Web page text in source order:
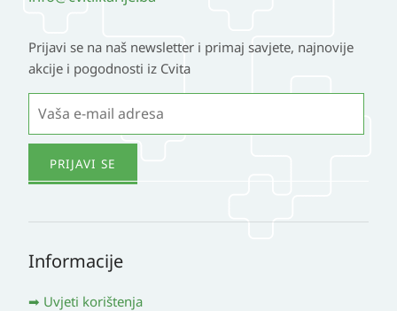
Prijavi se na naš newsletter i primaj savjete, najnovije
akcije i pogodnosti iz Cvita
Informacije
Uvjeti korištenja